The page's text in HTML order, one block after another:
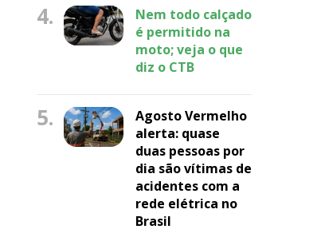
4.
Nem todo calçado
é permitido na
moto; veja o que
diz o CTB
5.
Agosto Vermelho
alerta: quase
duas pessoas por
dia são vítimas de
acidentes com a
rede elétrica no
Brasil